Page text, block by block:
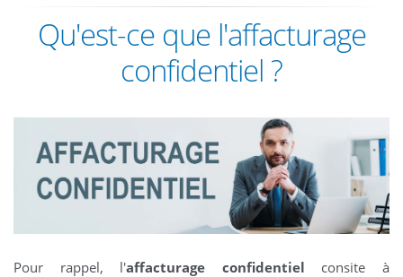
Qu'est-ce que l'affacturage
confidentiel ?
Pour rappel, l'affacturage confidentiel consite à